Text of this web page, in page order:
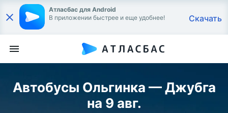
Атласбас для Android
В приложении быстрее и еще удобнее!
Скачать
Автобусы Ольгинка — Джубга
на 9 авг.